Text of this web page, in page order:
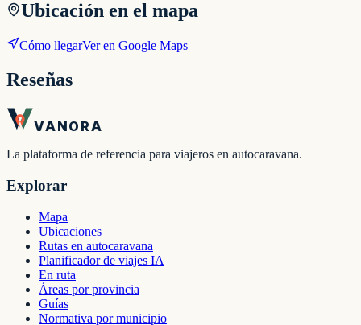
Ubicación en el mapa
Cómo llegarVer en Google Maps
Reseñas
VANORA
La plataforma de referencia para viajeros en autocaravana.
Explorar
Mapa
Ubicaciones
Rutas en autocaravana
Planificador de viajes IA
En ruta
Áreas por provincia
Guías
Normativa por municipio